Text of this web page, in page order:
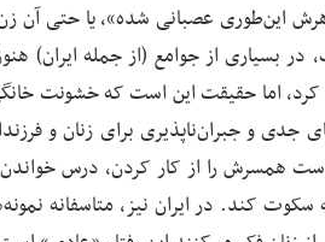
این‌طوری عصبانی شده»، یا حتی آن زن
در بسیاری از جوامع (از جمله ایران)
جدی و جبران‌ناپذیری برای زنان و
همسرش را از کار کردن، درس خواندن
سکوت کند. در ایران نیز، متاسفانه